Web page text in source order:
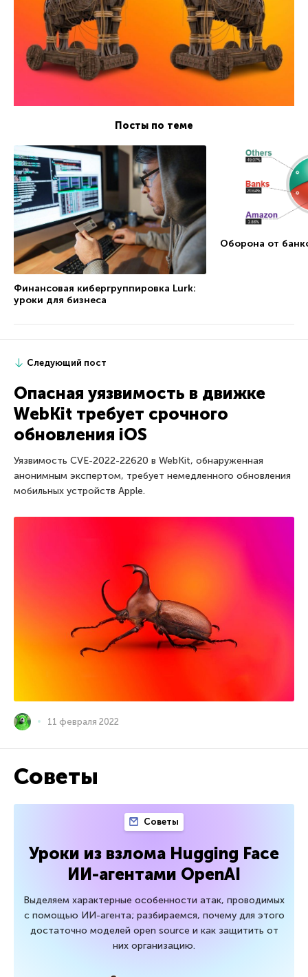
Посты по теме
Финансовая кибергруппировка Lurk:
уроки для бизнеса
Оборона от
Следующий пост
Опасная уязвимость в движке
WebKit требует срочного
обновления iOS
Уязвимость CVE-2022-22620 в WebKit, обнаруженная
анонимным экспертом, требует немедленного обновления
мобильных устройств Apple.
11 февраля 2022
Советы
Советы
Уроки из взлома Hugging Face
ИИ-агентами OpenAI
Выделяем характерные особенности атак, проводимых
с помощью ИИ-агента; разбираемся, почему для этого
достаточно моделей open source и как защитить от
них организацию.